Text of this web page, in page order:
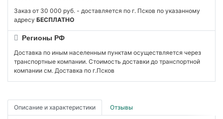
Заказ от 30 000 руб. - доставляется по г. Псков по указанному
адресу БЕСПЛАТНО
Регионы РФ
Доставка по иным населенным пунктам осуществляется через
транспортные компании. Стоимость доставки до транспортной
компании см. Доставка по г.Псков
Описание и характеристики Отзывы